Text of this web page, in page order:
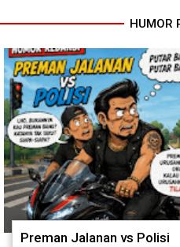
Babinsa dan Bhabinkamtibmas
RI ke-81 dengan Kibarkan
Merah Putih
HUMOR
Preman Jalanan vs Polisi